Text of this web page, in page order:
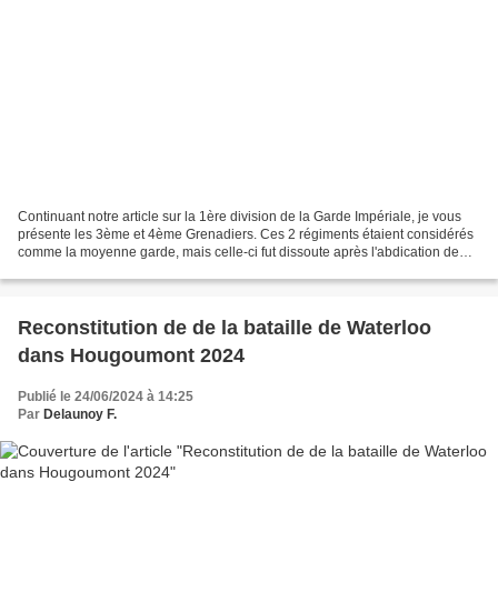
Continuant notre article sur la 1ère division de la Garde Impériale, je vous
présente les 3ème et 4ème Grenadiers. Ces 2 régiments étaient considérés
comme la moyenne garde, mais celle-ci fut dissoute après l'abdication de
Reconstitution de de la bataille de Waterloo
dans Hougoumont 2024
Publié le 24/06/2024 à 14:25
Par Delaunoy F.